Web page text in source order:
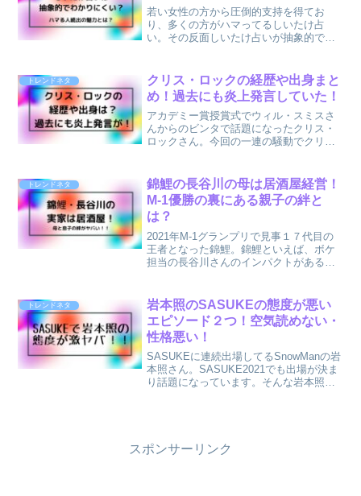
若い女性の方から圧倒的支持を得てお
り、多くの方がハマってるしいたけ占
い。その反面しいたけ占いが抽象的でわ
う口コミや評判が多い中で抽象的、わか
りにくいという意見が出るのは...
トレンドネタ
クリス・ロックの経歴や出身まと
め！過去にも炎上発言していた！
アカデミー賞授賞式でウィル・スミスさ
んからのビンタで話題になったクリス・
ロックさん。今回の一連の騒動でクリ
ックさんですが、海外と日本では感じ方
も少し異なるようですが、ど...
トレンドネタ
錦鯉の長谷川の母は居酒屋経営！
M-1優勝の裏にある親子の絆と
は？
2021年M-1グランプリで見事１７代目の
王者となった錦鯉。錦鯉といえば、ボケ
担当の長谷川さんのインパクトがある方
すがそうは見えないパワフルさがありま
すよね！そんな錦...
トレンドネタ
岩本照のSASUKEの態度が悪い
エピソード２つ！空気読めない・
性格悪い！
SASUKEに連続出場してるSnowManの岩
本照さん。SASUKE2021でも出場が決ま
り話題になっています。そんな岩本照さ
スポンサーリンク